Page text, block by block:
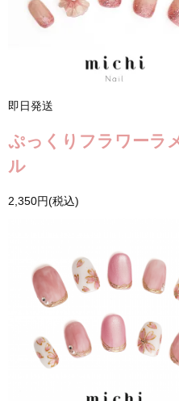
即日発送
ぷっくりフラワーラ
ル
2,350円(税込)